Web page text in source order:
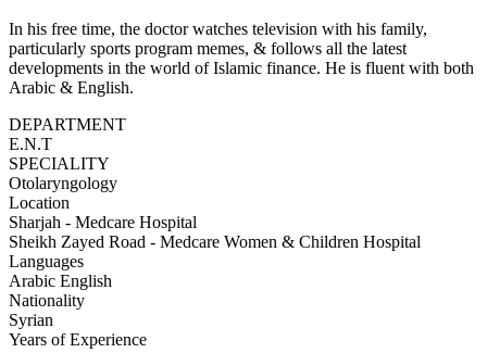
In his free time, the doctor watches television with his family,
particularly sports program memes, & follows all the latest
developments in the world of Islamic finance. He is fluent with both
Arabic & English.
DEPARTMENT
E.N.T
SPECIALITY
Otolaryngology
Location
Sharjah - Medcare Hospital
Sheikh Zayed Road - Medcare Women & Children Hospital
Languages
Arabic English
Nationality
Syrian
Years of Experience